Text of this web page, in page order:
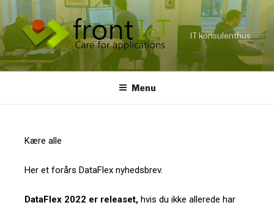
IT konsulenthus
Menu
Kære alle
Her et forårs DataFlex nyhedsbrev.
DataFlex 2022 er releaset, hvis du ikke allerede har